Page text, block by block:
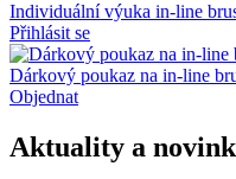
Individuální výuka in-line
Přihlásit se
Dárkový poukaz na in-line
Objednat
Aktuality a